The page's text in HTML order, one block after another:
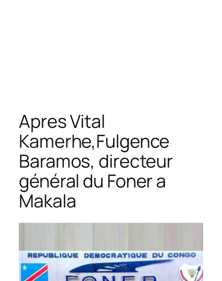
Apres Vital
Kamerhe,Fulgence
Baramos, directeur
général du Foner a
Makala